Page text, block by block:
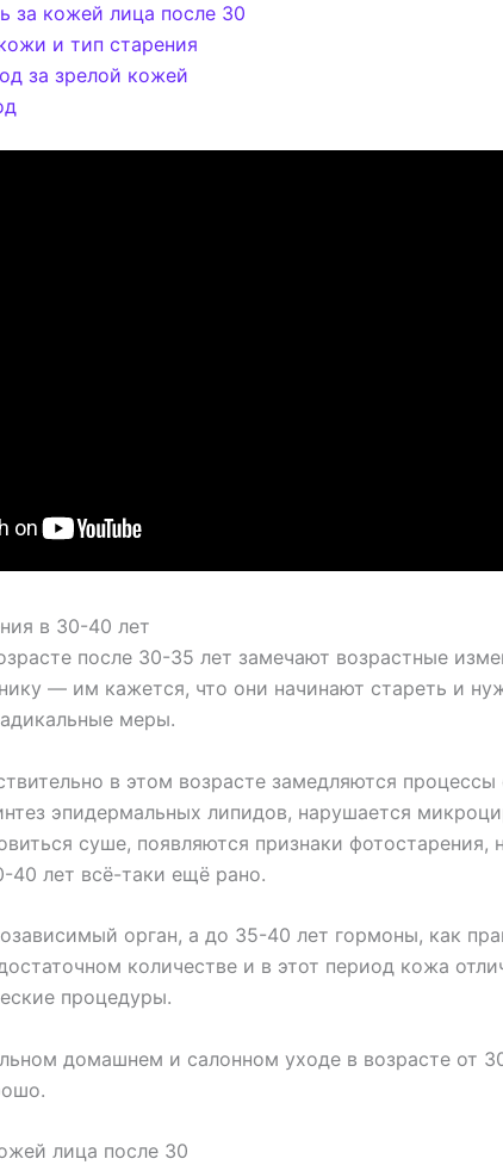
за кожей лица после 30
и тип старения
за зрелой кожей
в 30-40 лет
после 30-35 лет замечают возрастные
— им кажется, что они начинают стареть и
меры.
в этом возрасте замедляются процессы
эпидермальных липидов, нарушается
суше, появляются признаки фотостарения,
40 лет всё-таки ещё рано.
орган, а до 35-40 лет гормоны, как
количестве и в этот период кожа
процедуры.
домашнем и салонном уходе в возрасте от
лица после 30